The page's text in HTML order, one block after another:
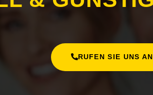
RUFEN SIE UNS AN